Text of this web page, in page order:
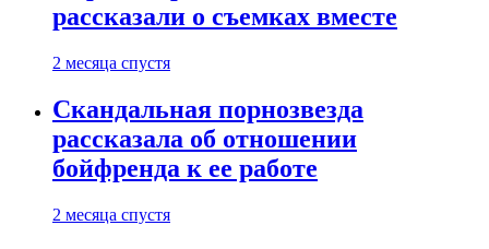
рассказали о съемках вместе
2 месяца спустя
Скандальная порнозвезда
рассказала об отношении
бойфренда к ее работе
2 месяца спустя